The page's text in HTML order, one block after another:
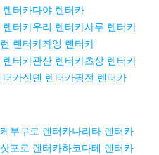
렌터카다야 렌터카
렌터카우리 렌터카사루 렌터카
렌터카좌잉 렌터카
렌터카관산 렌터카츠상 렌터카
터카신뎬 렌터카핑전 렌터카
부쿠로 렌터카나리타 렌터카
삿포로 렌터카하코다테 렌터카